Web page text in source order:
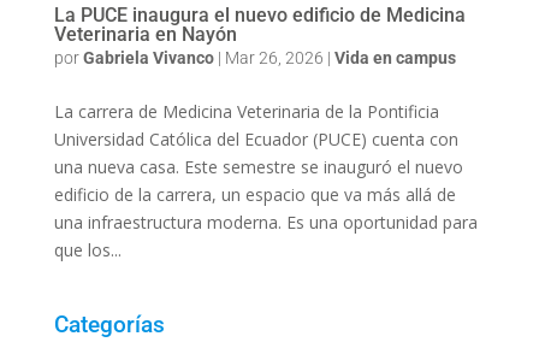
La PUCE inaugura el nuevo edificio de Medicina
Veterinaria en Nayón
porGabriela Vivanco| Mar 26, 2026 | Vida en campus
La carrera de Medicina Veterinaria de la Pontificia
Universidad Católica del Ecuador (PUCE) cuenta con
una nueva casa. Este semestre se inauguró el nuevo
edificio de la carrera, un espacio que va más allá de
una infraestructura moderna. Es una oportunidad para
que los...
Categorías